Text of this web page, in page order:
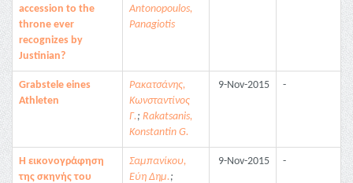
accession to the
throne ever
recognizes by
Justinian?
Antonopoulos,
Panagiotis
Grabstele eines
Athleten
Ρακατσάνης,
Κωνσταντίνος
Γ.; Rakatsanis,
Konstantin G.
9-Nov-2015 -
Η εικονογράφηση
της σκηνής του
Σαμπανίκου,
Εύη Δημ.;
9-Nov-2015 -